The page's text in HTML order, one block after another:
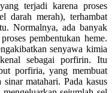
terjadi karena proses
darah merah), terhambat
Normalnya, ada banyak
pembentukan heme.
senyawa kimia
sebagai porfirin. Itu
porfiria, yang membuat
matahari. Pada kasus